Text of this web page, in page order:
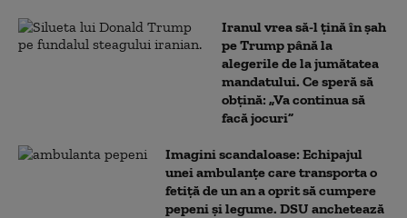
Iranul vrea să-l țină în șah
pe Trump până la
alegerile de la jumătatea
mandatului. Ce speră să
obțină: „Va continua să
facă jocuri”
Imagini scandaloase: Echipajul
unei ambulanțe care transporta o
fetiță de un an a oprit să cumpere
pepeni și legume. DSU anchetează